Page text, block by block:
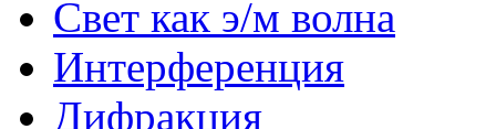
Свет как э/м волна
Интерференция
Дифракция